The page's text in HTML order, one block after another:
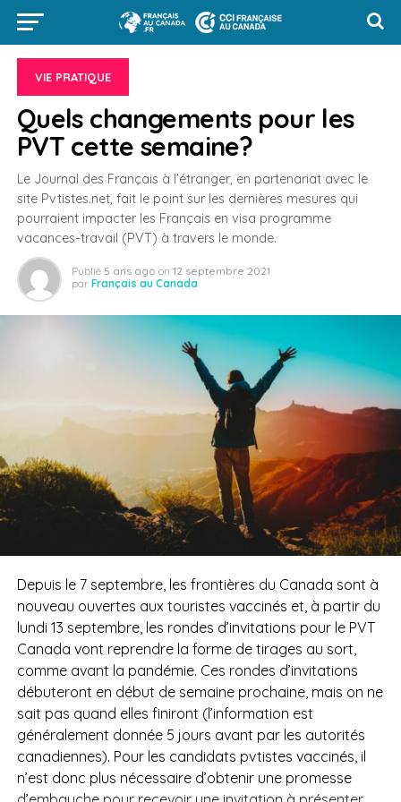
VIE PRATIQUE
Quels changements pour les
PVT cette semaine?
Le Journal des Français à l’étranger, en partenariat avec le
site Pvtistes.net, fait le point sur les dernières mesures qui
pourraient impacter les Français en visa programme
vacances-travail (PVT) à travers le monde.
Publié 5 ans ago on 12 septembre 2021
par Français au Canada
Depuis le 7 septembre, les frontières du Canada sont à
nouveau ouvertes aux touristes vaccinés et, à partir du
lundi 13 septembre, les rondes d’invitations pour le PVT
Canada vont reprendre la forme de tirages au sort,
comme avant la pandémie. Ces rondes d’invitations
débuteront en début de semaine prochaine, mais on ne
sait pas quand elles finiront (l’information est
généralement donnée 5 jours avant par les autorités
canadiennes). Pour les candidats pvtistes vaccinés, il
n’est donc plus nécessaire d’obtenir une promesse